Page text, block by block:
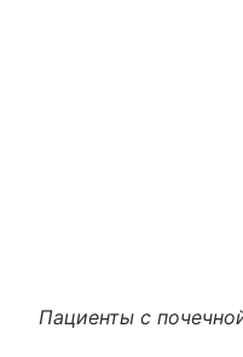
Пациенты с